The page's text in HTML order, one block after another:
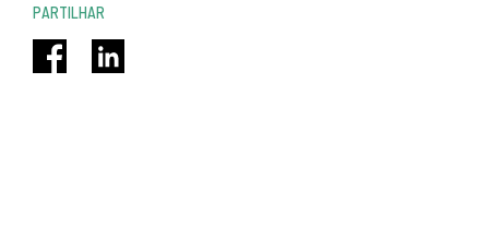
PARTILHAR